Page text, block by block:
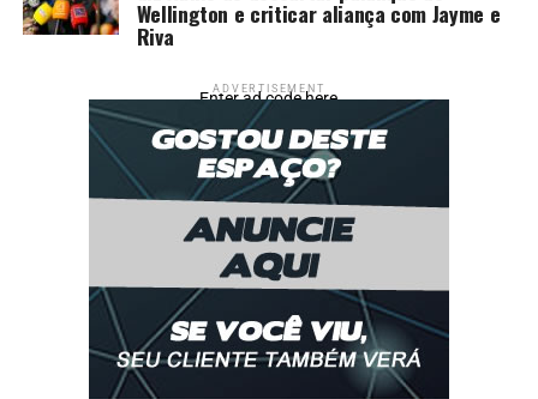
Wellington e criticar aliança com Jayme e
Riva
ADVERTISEMENT
Enter ad code here